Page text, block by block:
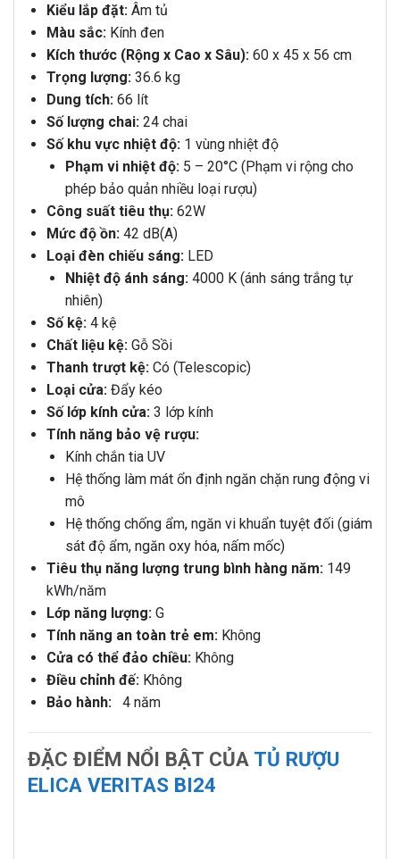
Kiểu lắp đặt:Âm tủ
Màu sắc:Kính đen
Kích thước (Rộng x Cao x Sâu):60 x 45 x 56 cm
Trọng lượng:36.6 kg
Dung tích:66 lít
Số lượng chai:24 chai
Số khu vực nhiệt độ:1 vùng nhiệt độ
Phạm vi nhiệt độ:5 – 20°C (Phạm vi rộng cho
phép bảo quản nhiều loại rượu)
Công suất tiêu thụ:62W
Mức độ ồn:42 dB(A)
Loại đèn chiếu sáng:LED
Nhiệt độ ánh sáng:4000 K (ánh sáng trắng tự
nhiên)
Số kệ:4 kệ
Chất liệu kệ:Gỗ Sồi
Thanh trượt kệ:Có (Telescopic)
Loại cửa:Đẩy kéo
Số lớp kính cửa:3 lớp kính
Tính năng bảo vệ rượu:
Kính chắn tia UV
Hệ thống làm mát ổn định ngăn chặn rung động vi
mô
Hệ thống chống ẩm, ngăn vi khuẩn tuyệt đối (giám
sát độ ẩm, ngăn oxy hóa, nấm mốc)
Tiêu thụ năng lượng trung bình hàng năm:149
kWh/năm
Lớp năng lượng:G
Tính năng an toàn trẻ em:Không
Cửa có thể đảo chiều:Không
Điều chỉnh đế:Không
Bảo hành:4 năm
ĐẶC ĐIỂM NỔI BẬT CỦA TỦ RƯỢU
ELICA VERITAS BI24